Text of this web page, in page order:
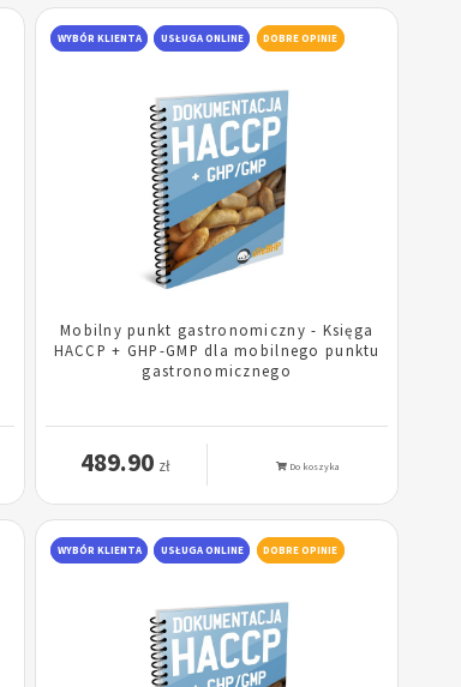
WYBÓR KLIENTA USŁUGA ONLINE DOBRE OPINIE
Mobilny punkt gastronomiczny - Księga
HACCP + GHP-GMP dla mobilnego punktu
gastronomicznego
489.90 zł Do koszyka
WYBÓR KLIENTA USŁUGA ONLINE DOBRE OPINIE